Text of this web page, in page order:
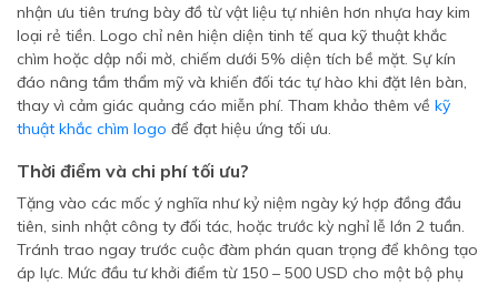
nhận ưu tiên trưng bày đồ từ vật liệu tự nhiên hơn nhựa hay kim
loại rẻ tiền. Logo chỉ nên hiện diện tinh tế qua kỹ thuật khắc
chìm hoặc dập nổi mờ, chiếm dưới 5% diện tích bề mặt. Sự kín
đáo nâng tầm thẩm mỹ và khiến đối tác tự hào khi đặt lên bàn,
thay vì cảm giác quảng cáo miễn phí. Tham khảo thêm về kỹ
thuật khắc chìm logo để đạt hiệu ứng tối ưu.
Thời điểm và chi phí tối ưu?
Tặng vào các mốc ý nghĩa như kỷ niệm ngày ký hợp đồng đầu
tiên, sinh nhật công ty đối tác, hoặc trước kỳ nghỉ lễ lớn 2 tuần.
Tránh trao ngay trước cuộc đàm phán quan trọng để không tạo
áp lực. Mức đầu tư khởi điểm từ 150 – 500 USD cho một bộ phụ